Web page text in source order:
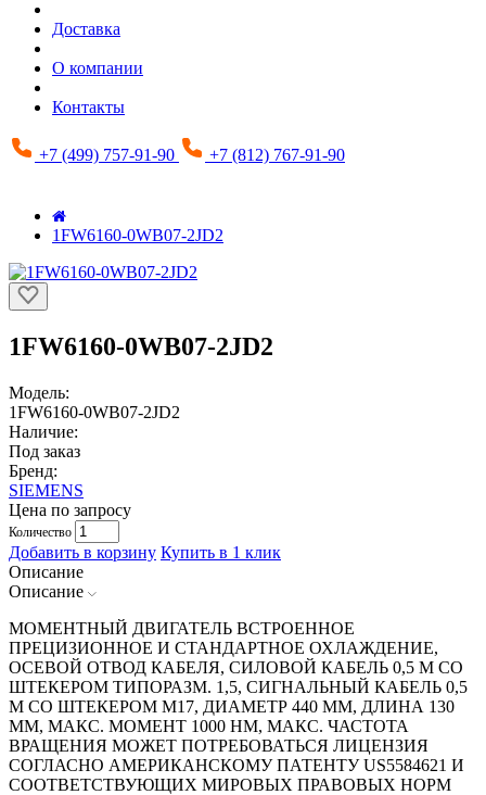
Доставка
О компании
Контакты
+7 (499) 757-91-90 +7 (812) 767-91-90
1FW6160-0WB07-2JD2
1FW6160-0WB07-2JD2
Модель:
1FW6160-0WB07-2JD2
Наличие:
Под заказ
Бренд:
SIEMENS
Цена по запросу
Количество
Добавить в корзину Купить в 1 клик
Описание
Описание
МОМЕНТНЫЙ ДВИГАТЕЛЬ ВСТРОЕННОЕ
ПРЕЦИЗИОННОЕ И СТАНДАРТНОЕ ОХЛАЖДЕНИЕ,
ОСЕВОЙ ОТВОД КАБЕЛЯ, СИЛОВОЙ КАБЕЛЬ 0,5 М СО
ШТЕКЕРОМ ТИПОРАЗМ. 1,5, СИГНАЛЬНЫЙ КАБЕЛЬ 0,5
М СО ШТЕКЕРОМ М17, ДИАМЕТР 440 ММ, ДЛИНА 130
ММ, МАКС. МОМЕНТ 1000 HM, МАКС. ЧАСТОТА
ВРАЩЕНИЯ МОЖЕТ ПОТРЕБОВАТЬСЯ ЛИЦЕНЗИЯ
СОГЛАСНО АМЕРИКАНСКОМУ ПАТЕНТУ US5584621 И
СООТВЕТСТВУЮЩИХ МИРОВЫХ ПРАВОВЫХ НОРМ